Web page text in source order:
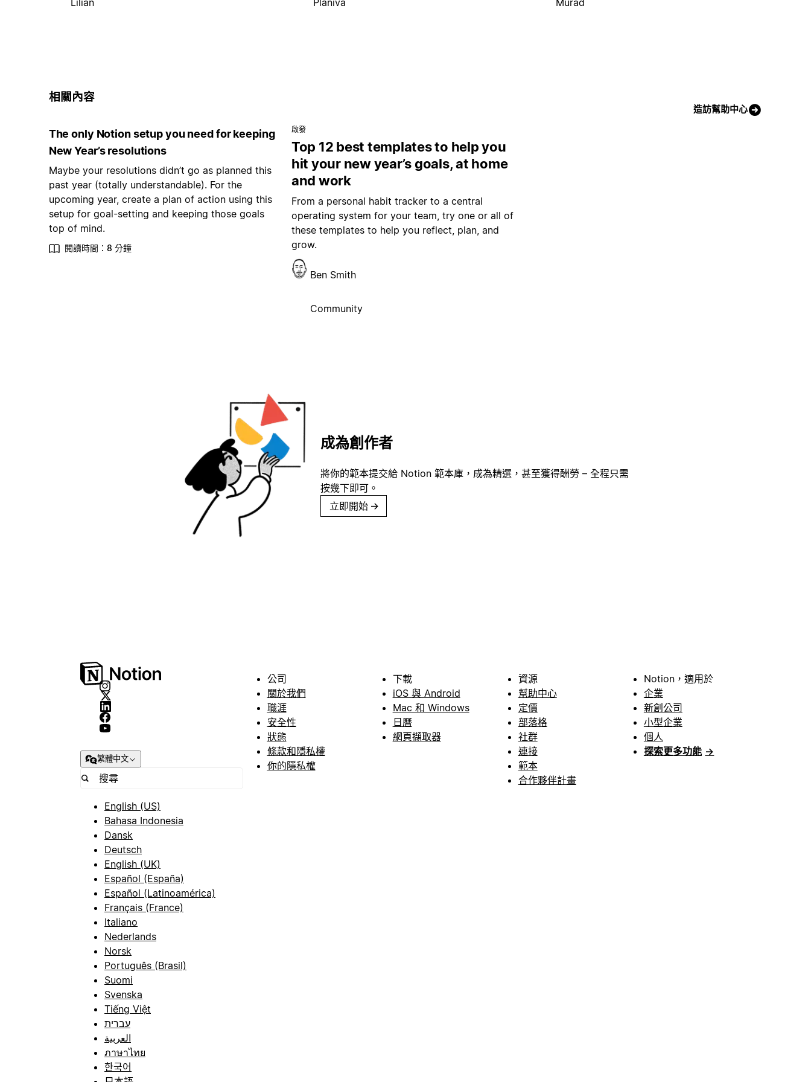
相關內容
造訪幫助中心
The only Notion setup you need for keeping
New Year’s resolutions
Maybe your resolutions didn’t go as planned this
past year (totally understandable). For the
upcoming year, create a plan of action using this
setup for goal-setting and keeping those goals
top of mind.
閱讀時間：8 分鐘
啟發
Top 12 best templates to help you
hit your new year’s goals, at home
and work
From a personal habit tracker to a central
operating system for your team, try one or all of
these templates to help you reflect, plan, and
grow.
Ben Smith
Community
成為創作者
將你的範本提交給 Notion 範本庫，成為精選，甚至獲得酬勞 – 全程只需
按幾下即可。
立即開始 →
繁體中文
English (US)
Bahasa Indonesia
Dansk
Deutsch
English (UK)
Español (España)
Español (Latinoamérica)
Français (France)
Italiano
Nederlands
Norsk
Português (Brasil)
Suomi
Svenska
Tiếng Việt
עברית
العربية
ภาษาไทย
한국어
公司
關於我們
職涯
安全性
狀態
條款和隱私權
你的隱私權
下載
iOS 與 Android
Mac 和 Windows
日曆
網頁擷取器
資源
幫助中心
定價
部落格
社群
連接
範本
合作夥伴計畫
Notion，適用於
企業
新創公司
小型企業
個人
探索更多功能 →